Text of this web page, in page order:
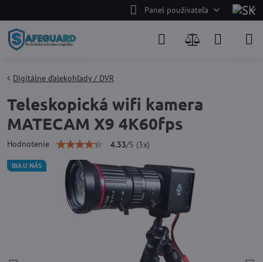
Panel používateľa
IBA U NÁS
Digitálne ďalekohľady / DVR
Teleskopická wifi kamera
MATECAM X9 4K60fps
Hodnotenie 4.33/5 (3x)